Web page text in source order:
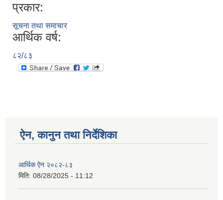
प्रकार:
सूचना तथा समाचार
आर्थिक वर्ष:
८२/८३
ऐन, कानुन तथा निर्देशिका
आर्थिक ऐन २०८२-८३
मिति: 08/28/2025 - 11:12